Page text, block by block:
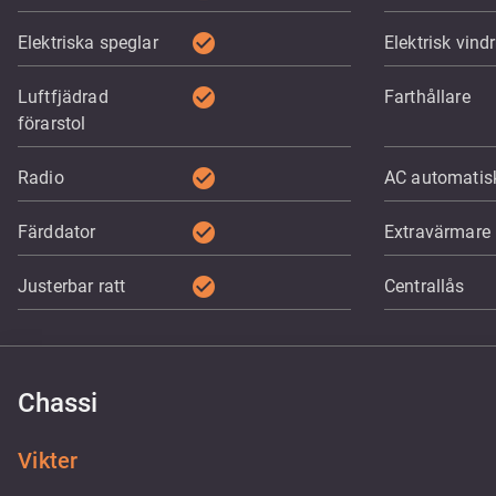
Elektriska speglar check_circle Elektrisk
Luftfjädrad
förarstol
check_circle Farthållare
Radio check_circle AC
Färddator check_circle Extravärmare
Justerbar ratt check_circle Centrallås
Chassi
Vikter